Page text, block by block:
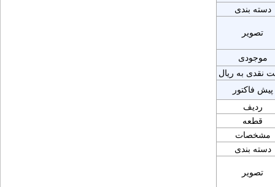
دسته بندی
تصویر
موجودی
نقدی به ریال
پیش فاکتور
ردیف
قطعه
مشخصات
دسته بندی
تصویر